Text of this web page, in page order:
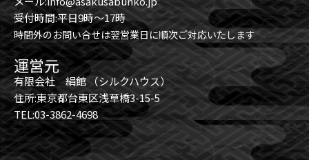
受付時間:平日9時～17時
時間外のお問い合せは翌営業日に順次ご対応いたします
運営元
有限会社 絹館 （シルクハウス）
住所:東京都台東区浅草橋3-15-5
TEL:03-3862-4698